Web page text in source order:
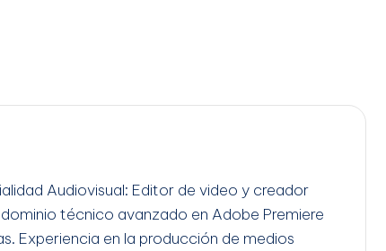
Audiovisual: Editor de video y creador
técnico avanzado en Adobe Premiere
Experiencia en la producción de medios